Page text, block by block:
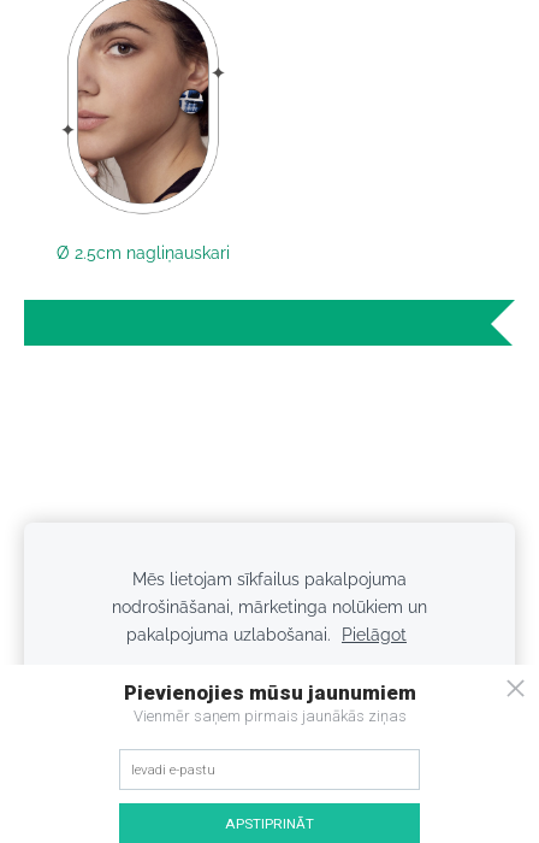
Ø 2.5cm nagliņauskari
Sīkdatnes
Good Happens
Mēs lietojam sīkfailus pakalpojuma
nodrošināšanai, mārketinga nolūkiem un
pakalpojuma uzlabošanai.
Pielāgot
Pieņemt visus
Pieņemt tikai nepieciešamos